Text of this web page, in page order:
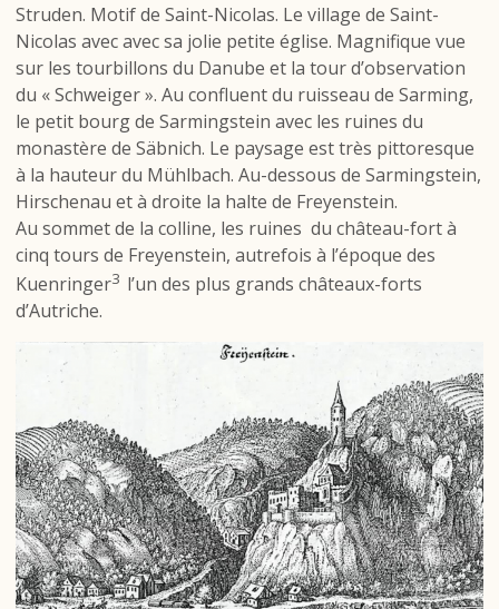
Struden. Motif de Saint-Nicolas. Le village de Saint-
Nicolas avec avec sa jolie petite église. Magnifique vue
sur les tourbillons du Danube et la tour d’observation
du « Schweiger ». Au confluent du ruisseau de Sarming,
le petit bourg de Sarmingstein avec les ruines du
monastère de Säbnich. Le paysage est très pittoresque
à la hauteur du Mühlbach. Au-dessous de Sarmingstein,
Hirschenau et à droite la halte de Freyenstein.
Au sommet de la colline, les ruines du château-fort à
cinq tours de Freyenstein, autrefois à l’époque des
Kuenringer3 l’un des plus grands châteaux-forts
d’Autriche.